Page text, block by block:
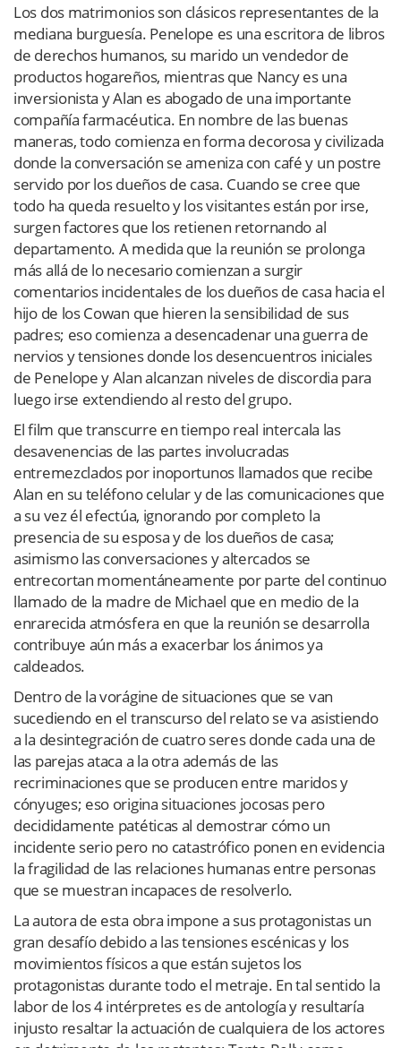
Los dos matrimonios son clásicos representantes de la
mediana burguesía. Penelope es una escritora de libros
de derechos humanos, su marido un vendedor de
productos hogareños, mientras que Nancy es una
inversionista y Alan es abogado de una importante
compañía farmacéutica. En nombre de las buenas
maneras, todo comienza en forma decorosa y civilizada
donde la conversación se ameniza con café y un postre
servido por los dueños de casa. Cuando se cree que
todo ha queda resuelto y los visitantes están por irse,
surgen factores que los retienen retornando al
departamento. A medida que la reunión se prolonga
más allá de lo necesario comienzan a surgir
comentarios incidentales de los dueños de casa hacia el
hijo de los Cowan que hieren la sensibilidad de sus
padres; eso comienza a desencadenar una guerra de
nervios y tensiones donde los desencuentros iniciales
de Penelope y Alan alcanzan niveles de discordia para
luego irse extendiendo al resto del grupo.
El film que transcurre en tiempo real intercala las
desavenencias de las partes involucradas
entremezclados por inoportunos llamados que recibe
Alan en su teléfono celular y de las comunicaciones que
a su vez él efectúa, ignorando por completo la
presencia de su esposa y de los dueños de casa;
asimismo las conversaciones y altercados se
entrecortan momentáneamente por parte del continuo
llamado de la madre de Michael que en medio de la
enrarecida atmósfera en que la reunión se desarrolla
contribuye aún más a exacerbar los ánimos ya
caldeados.
Dentro de la vorágine de situaciones que se van
sucediendo en el transcurso del relato se va asistiendo
a la desintegración de cuatro seres donde cada una de
las parejas ataca a la otra además de las
recriminaciones que se producen entre maridos y
cónyuges; eso origina situaciones jocosas pero
decididamente patéticas al demostrar cómo un
incidente serio pero no catastrófico ponen en evidencia
la fragilidad de las relaciones humanas entre personas
que se muestran incapaces de resolverlo.
La autora de esta obra impone a sus protagonistas un
gran desafío debido a las tensiones escénicas y los
movimientos físicos a que están sujetos los
protagonistas durante todo el metraje. En tal sentido la
labor de los 4 intérpretes es de antología y resultaría
injusto resaltar la actuación de cualquiera de los actores